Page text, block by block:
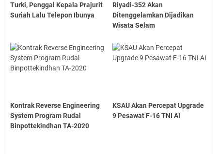
Turki, Penggal Kepala Prajurit
Suriah Lalu Telepon Ibunya
Riyadi-352 Akan
Ditenggelamkan Dijadikan
Wisata Selam
Kontrak Reverse Engineering
System Program Rudal
Binpottekindhan TA-2020
KSAU Akan Percepat Upgrade
9 Pesawat F-16 TNI AI